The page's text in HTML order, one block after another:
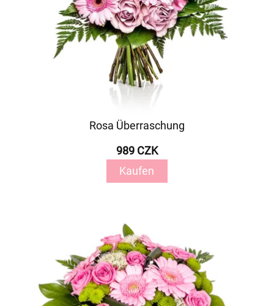
Rosa Überraschung
989 CZK
Kaufen